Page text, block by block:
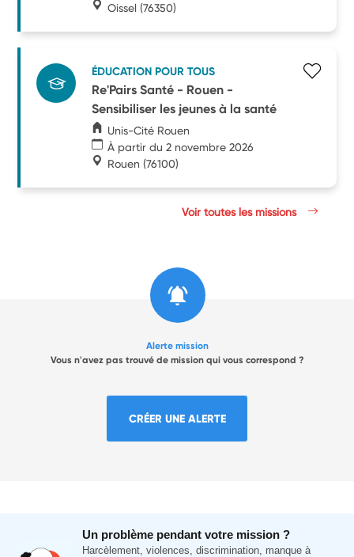
Oissel (76350)
ÉDUCATION POUR TOUS
Re'Pairs Santé - Rouen -
Sensibiliser les jeunes à la santé
Unis-Cité Rouen
À partir du 2 novembre 2026
Rouen (76100)
Voir toutes les missions
Alerte mission
Vous n'avez pas trouvé de mission qui vous correspond ?
CRÉER UNE ALERTE
Un problème pendant votre mission ?
Harcèlement, violences, discrimination, manque à